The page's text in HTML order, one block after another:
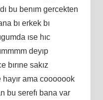
bu benım gercekten
bı erkek bı
ıse hıc
deyıp
bırıne sakız
hayır ama cooooook
bu serefı bana var